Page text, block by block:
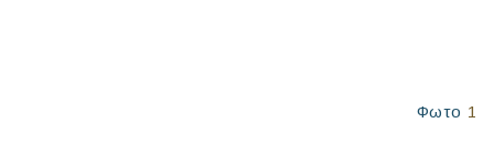
Φωτο 1